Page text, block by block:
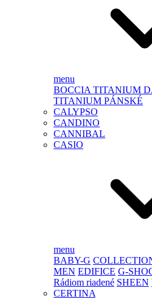
menu
BOCCIA TITANIUM
TITANIUM PÁNSKÉ
CALYPSO
CANDINO
CANNIBAL
CASIO
menu
BABY-G
MEN EDIFICE G-
Rádiom riadené SHEEN
CERTINA